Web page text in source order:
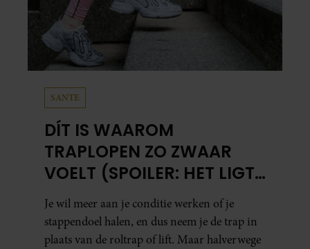
SANTE
DÍT IS WAAROM
TRAPLOPEN ZO ZWAAR
VOELT (SPOILER: HET LIGT
NIET AAN JE CONDITIE)
Je wil meer aan je conditie werken of je
stappendoel halen, en dus neem je de trap in
plaats van de roltrap of lift. Maar halverwege